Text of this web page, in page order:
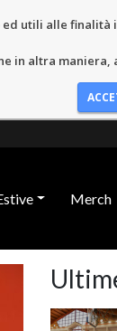
utili alle finalità
in altra maniera,
Merch